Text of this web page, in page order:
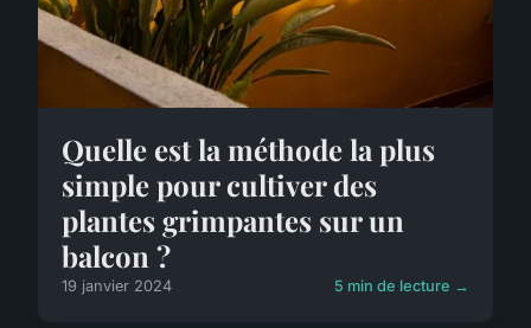
Quelle est la méthode la plus
simple pour cultiver des
plantes grimpantes sur un
balcon ?
19 janvier 2024 5 min de lecture →